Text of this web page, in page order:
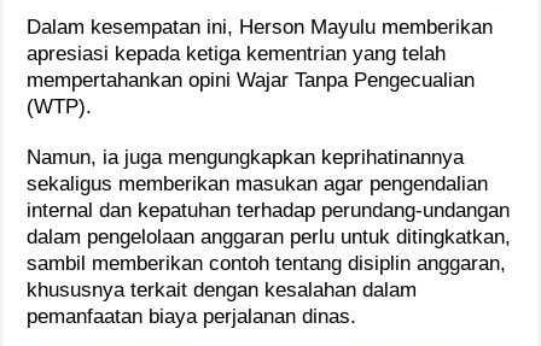
Dalam kesempatan ini, Herson Mayulu memberikan
apresiasi kepada ketiga kementrian yang telah
mempertahankan opini Wajar Tanpa Pengecualian
(WTP).
Namun, ia juga mengungkapkan keprihatinannya
sekaligus memberikan masukan agar pengendalian
internal dan kepatuhan terhadap perundang-undangan
dalam pengelolaan anggaran perlu untuk ditingkatkan,
sambil memberikan contoh tentang disiplin anggaran,
khususnya terkait dengan kesalahan dalam
pemanfaatan biaya perjalanan dinas.